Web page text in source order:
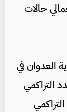
بلغ إجمالي حالات
العدوان في
العدد التراكمي
التراكمي